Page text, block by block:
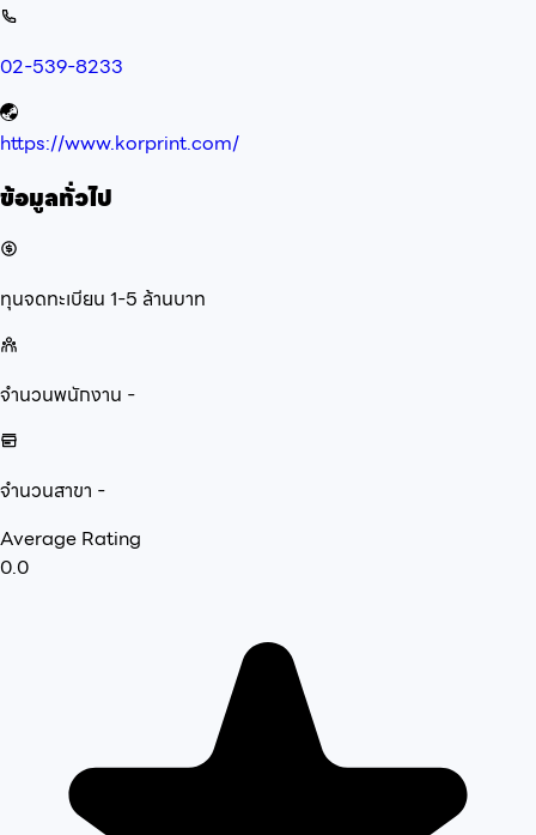
02-539-8233
https://www.korprint.com/
ข้อมูลทั่วไป
ทุนจดทะเบียน 1-5 ล้านบาท
จำนวนพนักงาน -
จำนวนสาขา -
Average Rating
0.0